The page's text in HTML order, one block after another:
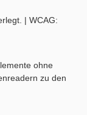
| WCAG:
ohne
zu den